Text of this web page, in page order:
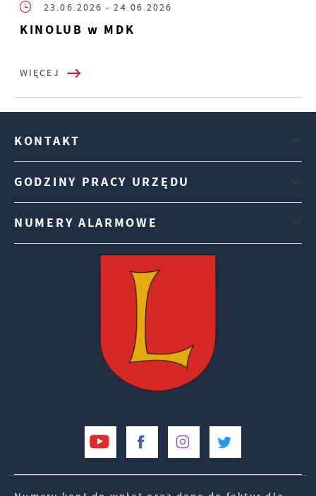
23.06.2026 - 24.06.2026
KINOLUB w MDK
WIĘCEJ
KONTAKT
GODZINY PRACY URZĘDU
NUMERY ALARMOWE